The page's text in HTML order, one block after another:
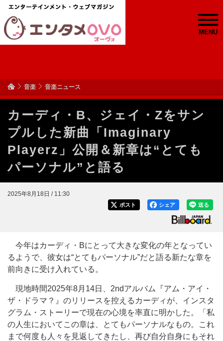
MENU
音楽 音楽ニュース
カーディ・B、ジェイ・Zをサン
プルした新曲「Imaginary
Playerz」公開＆新章は“とても
パーソナル”と語る
2025年8月18日 / 11:30
送る
シェア
ポスト
今年はカーディ・Bにとって大きな変化の年となってい
るようで、彼女は“とてもパーソナル”だと語る新たな章を
前向きに受け入れている。
現地時間2025年8月14日、2ndアルバム『アム・アイ・
ザ・ドラマ？』のリリースを控えるカーディが、インスタ
グラム・ストーリーで現在の心境を率直に明かした。「私
の人生においてこの章は、とてもパーソナルなもの。これ
まで何度も人々を見返してきたし、再び自分自身にもそれ